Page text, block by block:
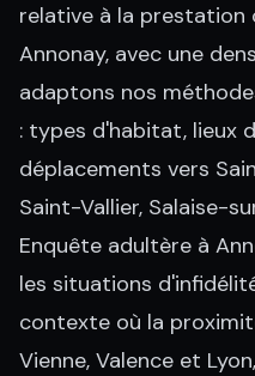
relative à la prestation
Annonay, avec une
adaptons nos
: types d'habitat, lieux
déplacements vers
Saint-Vallier, Salaise-
Enquête adultère à
les situations
contexte où la
Vienne, Valence et